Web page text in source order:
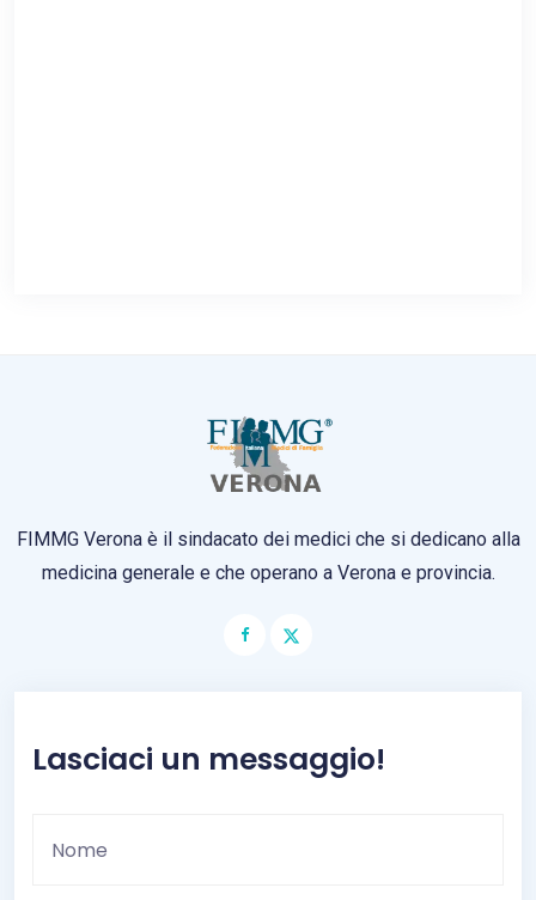
FIMMG Verona è il sindacato dei medici che si dedicano alla
medicina generale e che operano a Verona e provincia.
Lasciaci un messaggio!